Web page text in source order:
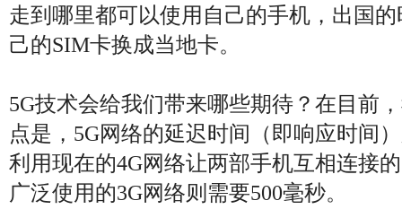
走到哪里都可以使用自己的手机，出国
己的SIM卡换成当地卡。
5G技术会给我们带来哪些期待？在目前
点是，5G网络的延迟时间（即响应时间
利用现在的4G网络让两部手机互相连接
广泛使用的3G网络则需要500毫秒。